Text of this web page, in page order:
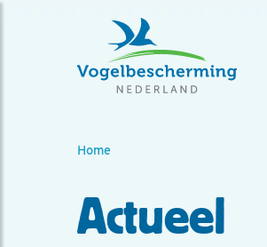
Home
Actueel